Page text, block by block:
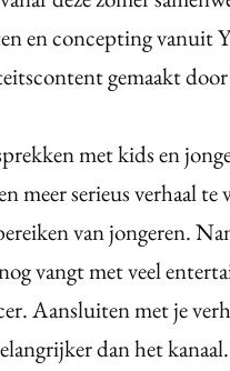
en concepting vanuit
gemaakt
met kids en
meer serieus verhaal
van jongeren.
vangt met veel
Aansluiten met je
dan het kanaal.